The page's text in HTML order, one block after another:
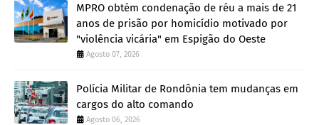
MPRO obtém condenação de réu a mais de 21
anos de prisão por homicídio motivado por
"violência vicária" em Espigão do Oeste
Agosto 07, 2026
Polícia Militar de Rondônia tem mudanças em
cargos do alto comando
Agosto 06, 2026